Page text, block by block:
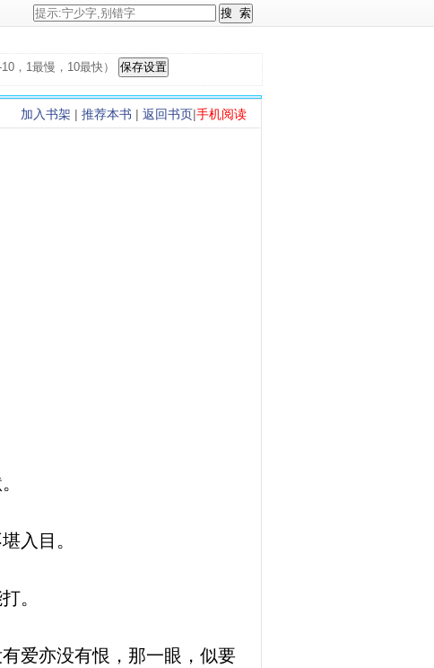
，1最慢，10最快）
加入书架 | 推荐本书 | 返回书页|手机阅读
入目。
。
爱亦没有恨，那一眼，似要